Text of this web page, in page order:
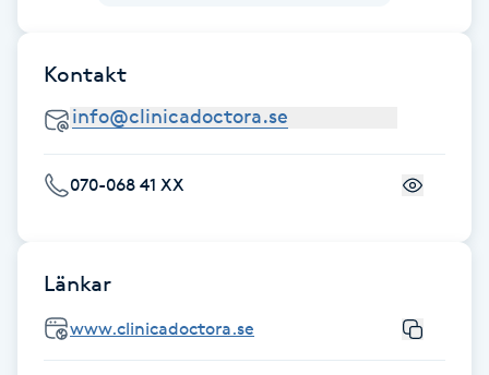
Kinesiologi
Kiropraktik
Klippning
Klippning & Slingor
Kontakt
070-068 41 XX
Länkar
www.clinicadoctora.se